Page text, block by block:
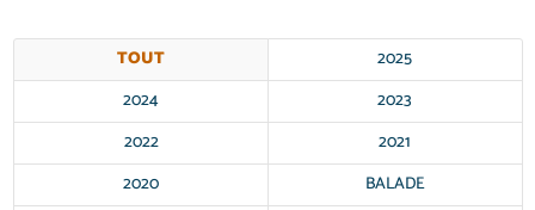
TOUT
2025
2024
2023
2022
2021
2020
BALADE